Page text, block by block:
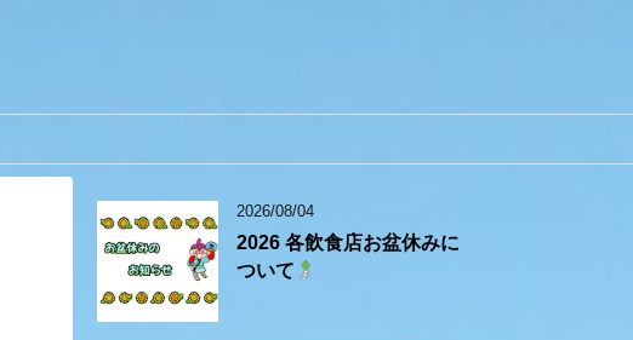
2026/08/04
2026 各飲食店お盆休みに
ついて